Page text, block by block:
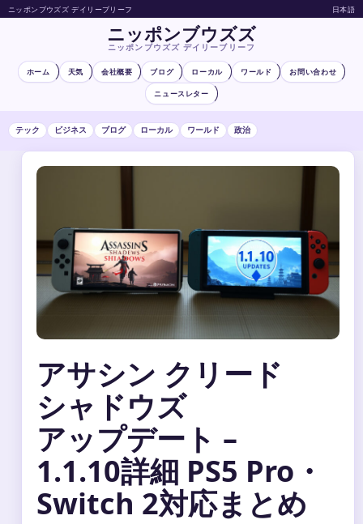
ニッポンブウズズ デイリーブリーフ 日本語
ニッポンブウズズ
ニッポンブウズズ デイリーブリーフ
ホーム 天気 会社概要 ブログ ローカル ワールド お問い合わせ
ニュースレター
テック ビジネス ブログ ローカル ワールド 政治
アサシン クリード
シャドウズ
アップデート –
1.1.10詳細 PS5 Pro・
Switch 2対応まとめ